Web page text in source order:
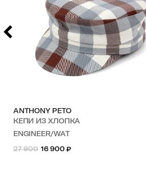
ANTHONY PETO
КЕПИ ИЗ ХЛОПКА
ENGINEER/WAT
27 900
16 900 ₽